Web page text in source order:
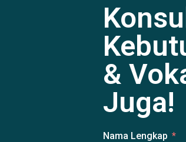
&
Juga!
Nama Lengkap